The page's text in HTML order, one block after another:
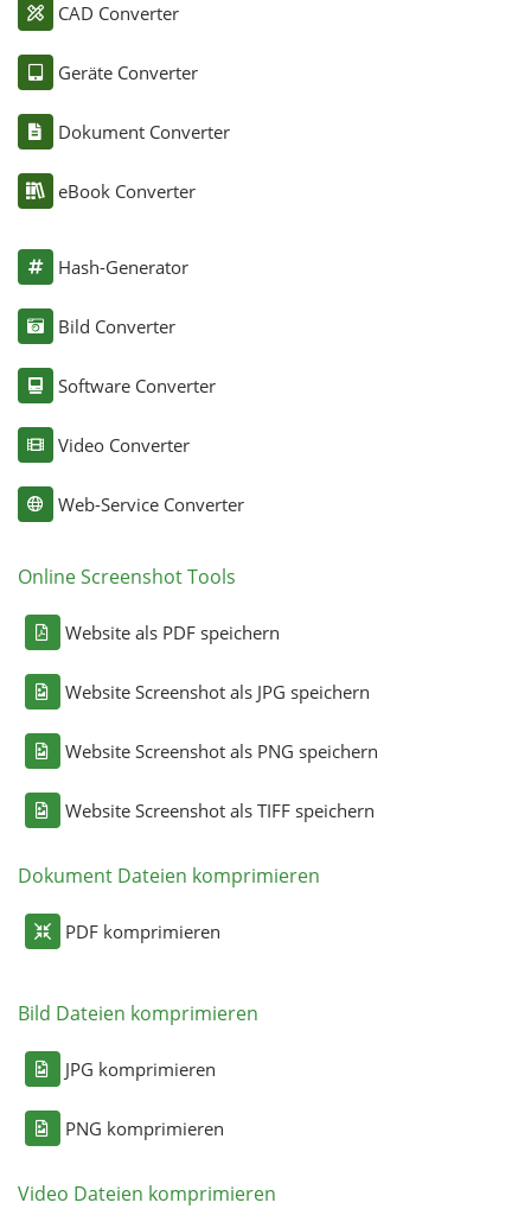
CAD Converter
Geräte Converter
Dokument Converter
eBook Converter
Hash-Generator
Bild Converter
Software Converter
Video Converter
Web-Service Converter
Online Screenshot Tools
Website als PDF speichern
Website Screenshot als JPG speichern
Website Screenshot als PNG speichern
Website Screenshot als TIFF speichern
Dokument Dateien komprimieren
PDF komprimieren
Bild Dateien komprimieren
JPG komprimieren
PNG komprimieren
Video Dateien komprimieren